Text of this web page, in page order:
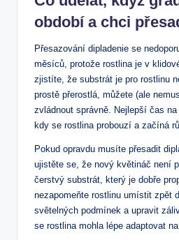
období a chci
Přesazování dipladenie ‌se
měsíců,‍ protože rostlina je v
zjistíte, že substrát je pro rostlinu
prostě přerostlá,‍ můžete (ale
‌zvládnout správně. Nejlepší čas
⁤kdy se ⁣rostlina​ probouzí a začíná
Pokud opravdu musíte přesadit
ujistěte se, že nový ⁤květináč není
čerstvý substrát, ​který je dobře⁤
nezapomeňte rostlinu umístit zpět
světelných⁢ podmínek a upravit
se‌ rostlina mohla lépe adaptovat